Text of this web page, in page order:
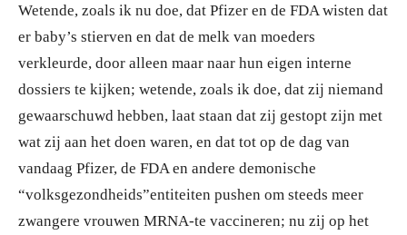
Wetende, zoals ik nu doe, dat Pfizer en de FDA wisten dat
er baby’s stierven en dat de melk van moeders
verkleurde, door alleen maar naar hun eigen interne
dossiers te kijken; wetende, zoals ik doe, dat zij niemand
gewaarschuwd hebben, laat staan dat zij gestopt zijn met
wat zij aan het doen waren, en dat tot op de dag van
vandaag Pfizer, de FDA en andere demonische
“volksgezondheids”entiteiten pushen om steeds meer
zwangere vrouwen MRNA-te vaccineren; nu zij op het